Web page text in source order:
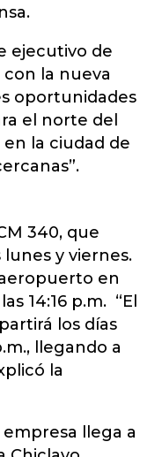
ejecutivo de
con la nueva
oportunidades
el norte del
la ciudad de
340, que
y viernes.
aeropuerto en
14:16 p.m. “El
los días
llegando a
la
llega a